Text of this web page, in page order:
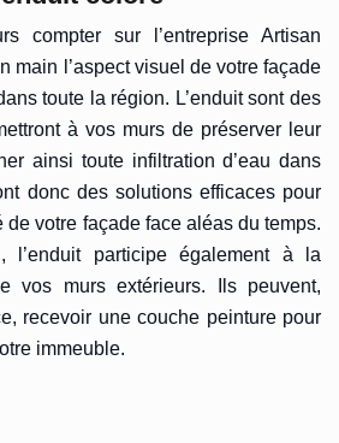
compter sur l’entreprise Artisan
main l’aspect visuel de votre façade
toute la région. L’enduit sont des
à vos murs de préserver leur
ainsi toute infiltration d’eau dans
donc des solutions efficaces pour
de votre façade face aléas du temps.
l’enduit participe également à la
vos murs extérieurs. Ils peuvent,
recevoir une couche peinture pour
immeuble.